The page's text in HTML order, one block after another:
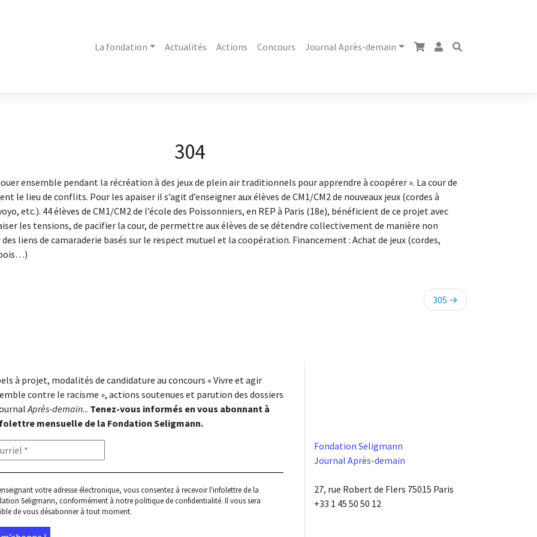
La fondation
Actualités Actions Concours Journal Après-demain
304
ensemble pendant la récréation à des jeux de plein air traditionnels pour apprendre à coopérer ». La cour de
le lieu de conflits. Pour les apaiser il s’agit d’enseigner aux élèves de CM1/CM2 de nouveaux jeux (cordes à
etc.). 44 élèves de CM1/CM2 de l’école des Poissonniers, en REP à Paris (18e), bénéficient de ce projet avec
les tensions, de pacifier la cour, de permettre aux élèves de se détendre collectivement de manière non
liens de camaraderie basés sur le respect mutuel et la coopération. Financement : Achat de jeux (cordes,
305
à projet, modalités de candidature au concours « Vivre et agir
contre le racisme », actions soutenues et parution des dossiers
Après-demain... Tenez-vous informés en vous abonnant à
mensuelle de la Fondation Seligmann.
votre adresse électronique, vous consentez à recevoir l'infolettre de la
Seligmann, conformément à notrepolitique de confidentialité. Il vous sera
de vous désabonner à tout moment.
Fondation Seligmann
Journal Après-demain
27, rue Robert de Flers 75015 Paris
+33 1 45 50 50 12